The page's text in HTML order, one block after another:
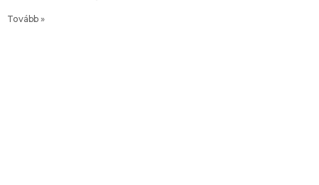
Tovább »